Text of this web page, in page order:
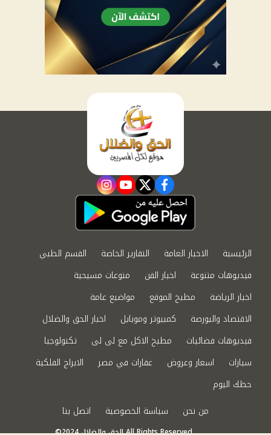
facebook
twitter
youtube
instagram
الرئيسية الاخبار العامة التقارير الخاصة
القسم الطبي
فيديوهات متنوعة
اخبار الفن
منوعات مسيحية
اخبار الرياضة
مطبخ الموقع
مواضيع عامة
الاقتصاد والبورصة
كمبيوتر وموبايل
اخبار الحق والضلال
فيديوهات فضائيات
مطبخ الاكل مع لى لى
تكنولوجيا
سيارات
اسعار وعروض عقارات في مصر
الابراج الفلكية
حظك اليوم
من نحن
سياسة الخصوصية اتصل بنا
©2024 الحق والضلال All Rights Reserved.